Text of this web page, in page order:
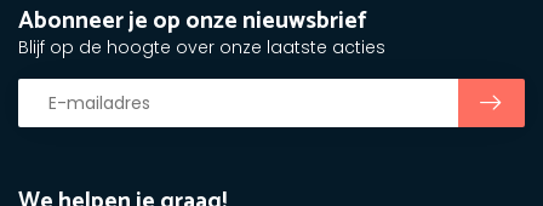
Abonneer je op onze nieuwsbrief
Blijf op de hoogte over onze laatste acties